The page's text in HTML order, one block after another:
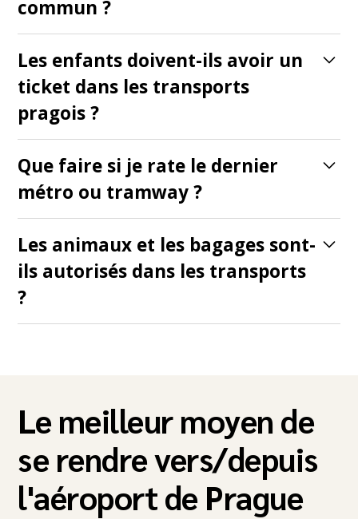
commun ?
l'Airport Express (AE), qui relient tous
deux l'aéroport au métro et au centre-
ville.
Les enfants doivent-ils avoir un
ticket dans les transports
pragois ?
gratuitement. Les 6-15 ans et les seniors
bénéficient de tarifs réduits.
Que faire si je rate le dernier
métro ou tramway ?
après minuit, pour que vous puissiez
continuer à vous déplacer dans la ville.
Les animaux et les bagages sont-
ils autorisés dans les transports
?
plus grands peuvent nécessiter un ticket
supplémentaire.
Le meilleur moyen de
se rendre vers/depuis
l'aéroport de Prague